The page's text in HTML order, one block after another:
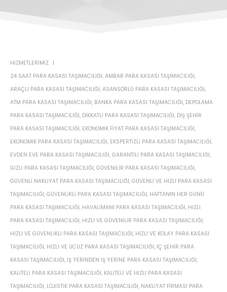
HIZMETLERIMIZ
24 SAAT PARA KASASI TAŞIMACILIĞI, AMBAR PARA KASASI TAŞIMACILIĞI,
ARAÇLI PARA KASASI TAŞIMACILIĞI, ASANSÖRLÜ PARA KASASI TAŞIMACILIĞI,
ATM PARA KASASI TAŞIMACILIĞI, BANKA PARA KASASI TAŞIMACILIĞI, DEPOLAMA
PARA KASASI TAŞIMACILIĞI, DIKKATLI PARA KASASI TAŞIMACILIĞI, DIŞ ŞEHIR
PARA KASASI TAŞIMACILIĞI, EKONOMIK FIYAT PARA KASASI TAŞIMACILIĞI,
EKONOMIK PARA KASASI TAŞIMACILIĞI, EKSPERTIZLI PARA KASASI TAŞIMACILIĞI,
EVDEN EVE PARA KASASI TAŞIMACILIĞI, GARANTILI PARA KASASI TAŞIMACILIĞI,
GIZLI PARA KASASI TAŞIMACILIĞI, GÜVENILIR PARA KASASI TAŞIMACILIĞI,
GÜVENLI NAKLIYAT PARA KASASI TAŞIMACILIĞI, GÜVENLI VE HIZLI PARA KASASI
TAŞIMACILIĞI, GÜVENLIKLI PARA KASASI TAŞIMACILIĞI, HAFTANIN HER GÜNÜ
PARA KASASI TAŞIMACILIĞI, HAVALIMANI PARA KASASI TAŞIMACILIĞI, HIZLI
PARA KASASI TAŞIMACILIĞI, HIZLI VE GÜVENILIR PARA KASASI TAŞIMACILIĞI,
HIZLI VE GÜVENLIKLI PARA KASASI TAŞIMACILIĞI, HIZLI VE KOLAY PARA KASASI
TAŞIMACILIĞI, HIZLI VE UCUZ PARA KASASI TAŞIMACILIĞI, IÇ ŞEHIR PARA
KASASI TAŞIMACILIĞI, IŞ YERINDEN IŞ YERINE PARA KASASI TAŞIMACILIĞI,
KALITELI PARA KASASI TAŞIMACILIĞI, KALITELI VE HIZLI PARA KASASI
TAŞIMACILIĞI, LOJISTIK PARA KASASI TAŞIMACILIĞI, NAKLIYAT FIRMASI PARA